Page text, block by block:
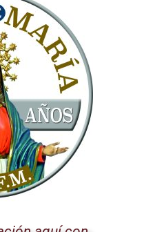
viven en los
los que sufren y
amor y dignidad. Este
para toda la
de salir al encuentro
más vulnerables.
esperanza y un
demostrando que la
a los demás. La
en estos gestos de